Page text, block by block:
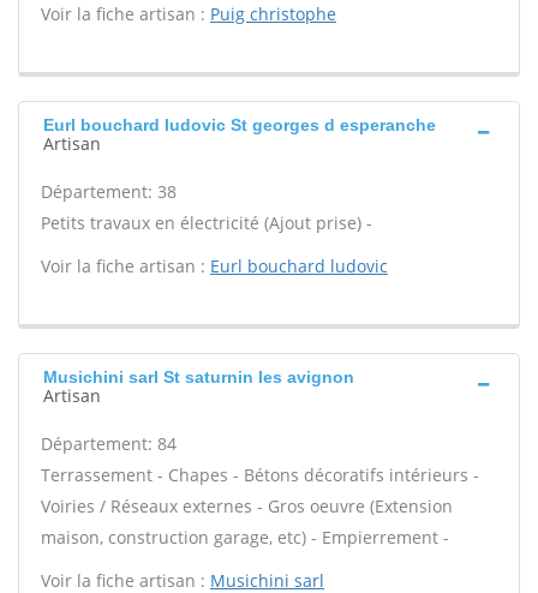
Voir la fiche artisan : Puig christophe
Eurl bouchard ludovic St georges d esperanche
Artisan
Département: 38
Petits travaux en électricité (Ajout prise) -
Voir la fiche artisan : Eurl bouchard ludovic
Musichini sarl St saturnin les avignon
Artisan
Département: 84
Terrassement - Chapes - Bétons décoratifs intérieurs -
Voiries / Réseaux externes - Gros oeuvre (Extension
maison, construction garage, etc) - Empierrement -
Voir la fiche artisan : Musichini sarl